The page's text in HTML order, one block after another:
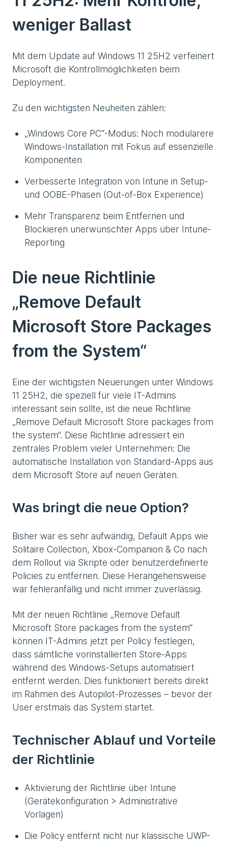
weniger Ballast
Mit dem Update auf Windows 11 25H2 verfeinert
Microsoft die Kontrollmöglichkeiten beim
Deployment.
Zu den wichtigsten Neuheiten zählen:
„Windows Core PC“-Modus: Noch modularere
Windows-Installation mit Fokus auf essenzielle
Komponenten
Verbesserte Integration von Intune in Setup-
und OOBE-Phasen (Out-of-Box Experience)
Mehr Transparenz beim Entfernen und
Blockieren unerwünschter Apps über Intune-
Reporting
Die neue Richtlinie
„Remove Default
Microsoft Store Packages
from the System“
Eine der wichtigsten Neuerungen unter Windows
11 25H2, die speziell für viele IT-Admins
interessant sein sollte, ist die neue Richtlinie
„Remove Default Microsoft Store packages from
the system“. Diese Richtlinie adressiert ein
zentrales Problem vieler Unternehmen: Die
automatische Installation von Standard-Apps aus
dem Microsoft Store auf neuen Geräten.
Was bringt die neue Option?
Bisher war es sehr aufwändig, Default Apps wie
Solitaire Collection, Xbox-Companion & Co nach
dem Rollout via Skripte oder benutzerdefinierte
Policies zu entfernen. Diese Herangehensweise
war fehleranfällig und nicht immer zuverlässig.
Mit der neuen Richtlinie „Remove Default
Microsoft Store packages from the system“
können IT-Admins jetzt per Policy festlegen,
dass sämtliche vorinstallierten Store-Apps
während des Windows-Setups automatisiert
entfernt werden. Dies funktioniert bereits direkt
im Rahmen des Autopilot-Prozesses – bevor der
User erstmals das System startet.
Technischer Ablauf und Vorteile
der Richtlinie
Aktivierung der Richtlinie über Intune
(Gerätekonfiguration > Administrative
Vorlagen)
Die Policy entfernt nicht nur klassische UWP-